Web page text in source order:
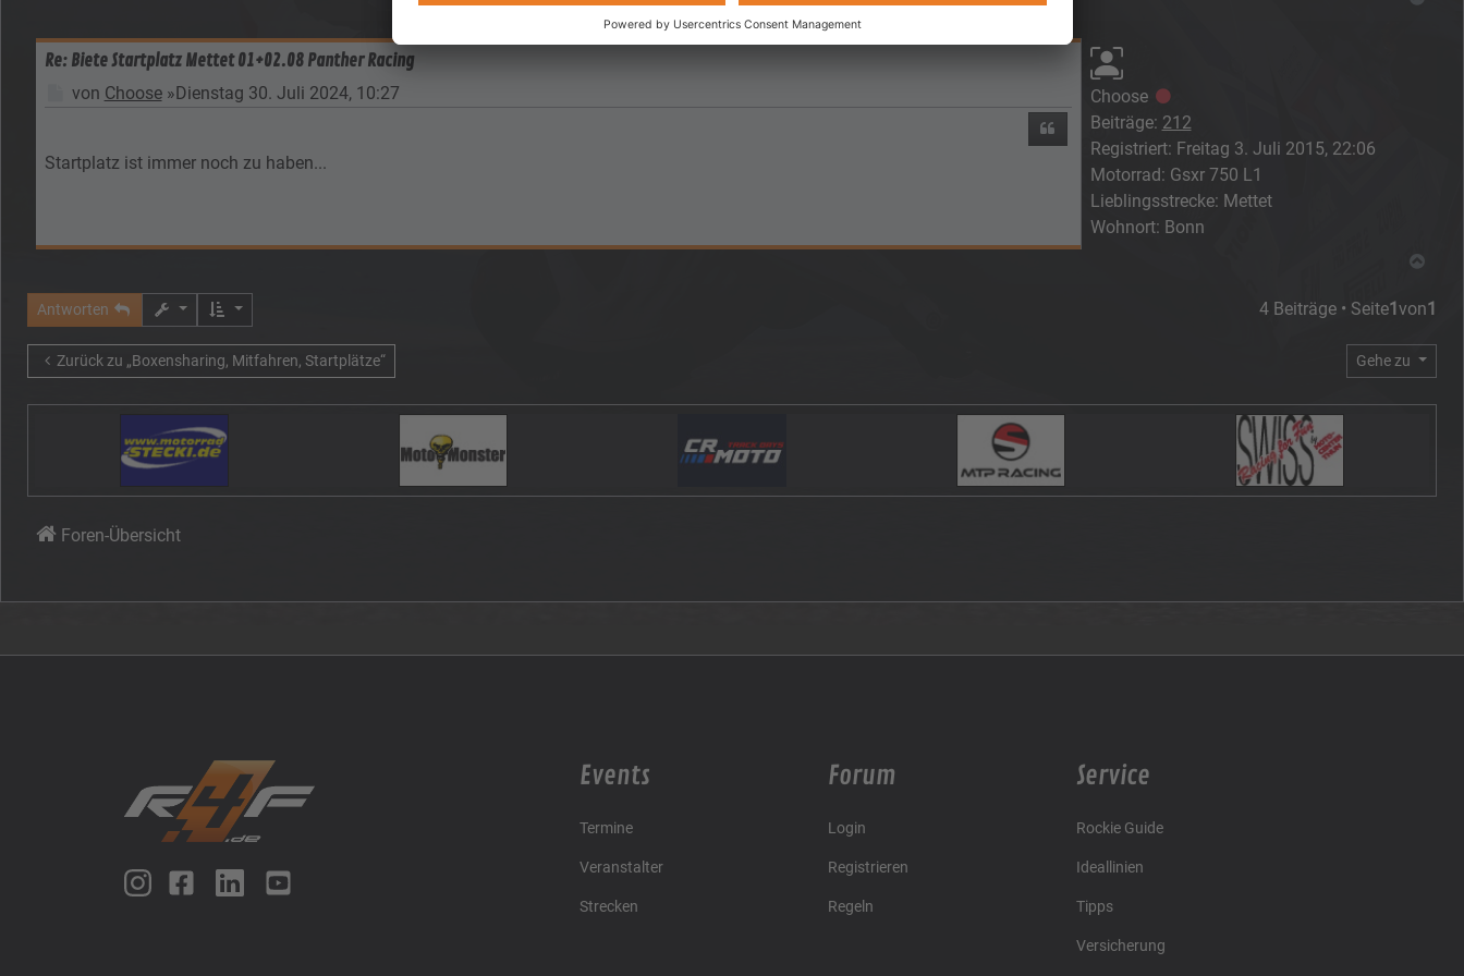
Choose Offline
Beiträge: 212
Registriert: Freitag 3. Juli 2015, 22:06
Motorrad: Gsxr 750 L1
Lieblingsstrecke: Mettet
Wohnort: Bonn
Re: Biete Startplatz Mettet 01+02.08 Panther Racing
Beitrag
von Choose»Dienstag 30. Juli 2024, 10:27
Zitieren
Startplatz ist immer noch zu haben...
Antworten 4 Beiträge • Seite1von1
Zurück zu „Boxensharing, Mitfahren, Startplätze“ Gehe zu
Foren-Übersicht
Events
Termine
Veranstalter
Strecken
Forum
Login
Registrieren
Regeln
Service
Rockie Guide
Ideallinien
Tipps
Versicherung